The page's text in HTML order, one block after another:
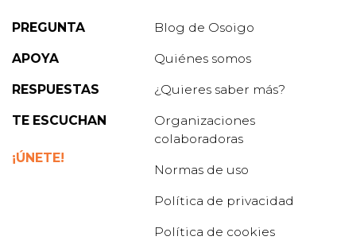
PREGUNTA
APOYA
RESPUESTAS
TE ESCUCHAN
¡ÚNETE!
Blog de Osoigo
Quiénes somos
¿Quieres saber más?
Organizaciones
colaboradoras
Normas de uso
Política de privacidad
Política de cookies